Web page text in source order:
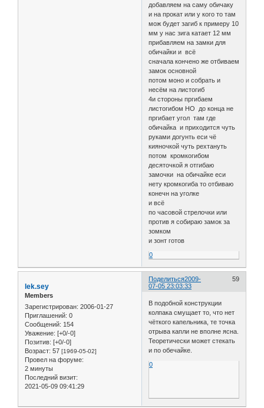
добавляем на саму обичаку
и на прокат или у кого то там
мож будет загиб к примеру 10
мм у нас зига катает 12 мм
прибавляем на замки для
обичайки и всё
сначала кончено же отбиваем
замок основной
потом моно и собрать и
несём на листогиб
4и стороны пргибаем
листогибом НО до конца не
пргибает угол там где
обичайка и приходится чуть
руками догунть еси чё
кияночкой чуть рехтануть
потом кромкогибом
десяточкой я отгибаю
замочки на обичайке еси
нету кромкогиба то отбиваю
конечн на уголке
и всё
по часовой стрелочки или
против я собираю замок за
зомком
и зонт готов
0
Поделиться 59
2009-
07-05 23:03:33
lek.sey
Members
Зарегистрирован: 2006-01-27
Приглашений: 0
Сообщений: 154
Уважение: [+0/-0]
Позитив: [+0/-0]
Возраст: 57 [1969-05-02]
Провел на форуме:
2 минуты
Последний визит:
2021-05-09 09:41:29
В подобной конструкции
колпака смущает то, что нет
чёткого капельника, те точка
отрыва капли не вполне ясна.
Теоретически может стекать
и по обечайке.
0